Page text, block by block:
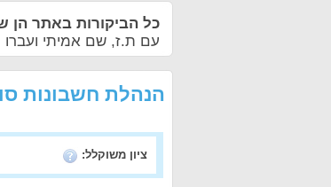
כל הביקורות באתר הן
עם ת.ז, שם אמיתי ועברו
הנהלת חשבונות סוג 1+2 וחשבשבת קורסים /
ציון משוקלל: